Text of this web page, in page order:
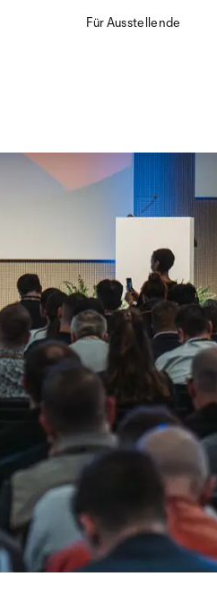
Für Ausstellende